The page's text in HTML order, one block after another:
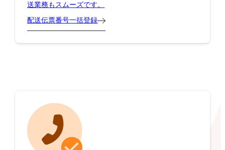
送業務もスムーズです。
配送伝票番号一括登録